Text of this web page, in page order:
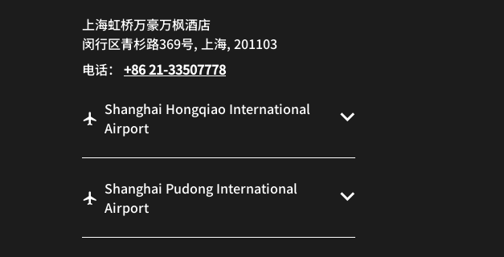
上海虹桥万豪万枫酒店
闵行区青杉路369号, 上海, 201103
电话： +86 21-33507778
Shanghai Hongqiao International
Airport
Shanghai Pudong International
Airport